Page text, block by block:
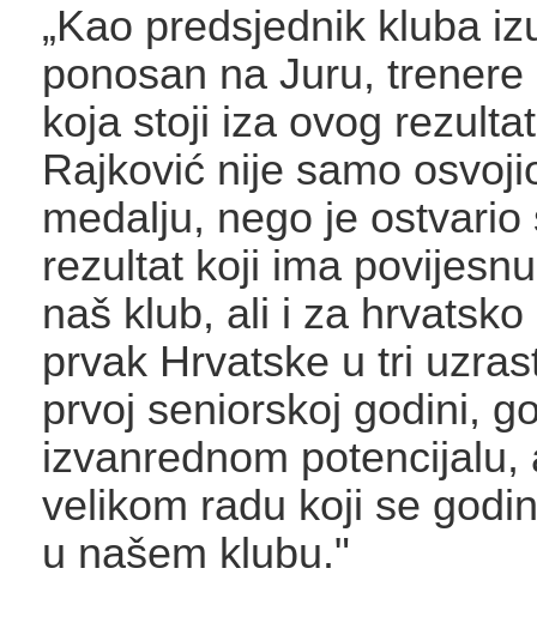
„Kao predsjednik kluba
ponosan na Juru,
koja stoji iza ovog
Rajković nije samo
medalju, nego je ostvario
rezultat koji ima
naš klub, ali i za
prvak Hrvatske u tri
prvoj seniorskoj godini,
izvanrednom potencijalu,
velikom radu koji se
u našem klubu."